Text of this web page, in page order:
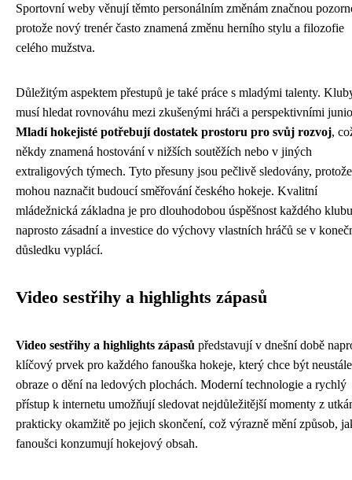
Sportovní weby věnují těmto personálním změnám značnou
protože nový trenér často znamená změnu herního stylu a filozofie
celého mužstva.
Důležitým aspektem přestupů je také práce s mladými talenty.
musí hledat rovnováhu mezi zkušenými hráči a perspektivními
Mladí hokejisté potřebují dostatek prostoru pro svůj rozvoj,
někdy znamená hostování v nižších soutěžích nebo v jiných
extraligových týmech. Tyto přesuny jsou pečlivě sledovány, protože
mohou naznačit budoucí směřování českého hokeje. Kvalitní
mládežnická základna je pro dlouhodobou úspěšnost každého klubu
naprosto zásadní a investice do výchovy vlastních hráčů se v
důsledku vyplácí.
Video sestřihy a highlights zápasů
Video sestřihy a highlights zápasů představují v dnešní době
klíčový prvek pro každého fanouška hokeje, který chce být
obraze o dění na ledových plochách. Moderní technologie a rychlý
přístup k internetu umožňují sledovat nejdůležitější momenty z
prakticky okamžitě po jejich skončení, což výrazně mění způsob,
fanoušci konzumují hokejový obsah.